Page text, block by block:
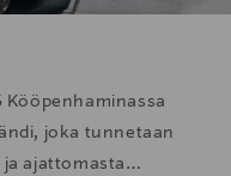
Kööpenhaminassa
joka tunnetaan
ajattomasta